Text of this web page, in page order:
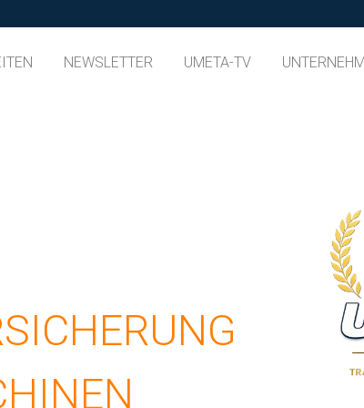
NEWSLETTER UMETA-TV